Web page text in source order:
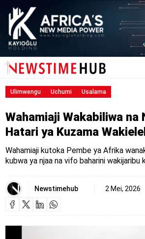
Ulimwengu Uchumi Usalama
Wahamiaji Wakabiliwa na
Hatari ya Kuzama
Wahamiaji kutoka Pembe ya Afrika
kubwa ya njaa na vifo baharini wakijaribu
Newstimehub 2 Mei, 2026